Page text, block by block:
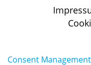
Consent